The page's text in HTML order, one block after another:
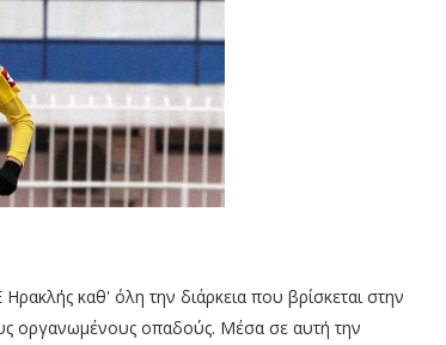
καθ' όλη την διάρκεια που βρίσκεται στην
οργανωμένους οπαδούς. Μέσα σε αυτή την